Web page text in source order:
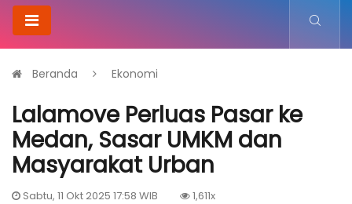
Beranda Ekonomi
Lalamove Perluas Pasar ke
Medan, Sasar UMKM dan
Masyarakat Urban
Sabtu, 11 Okt 2025 17:58 WIB
1,611x